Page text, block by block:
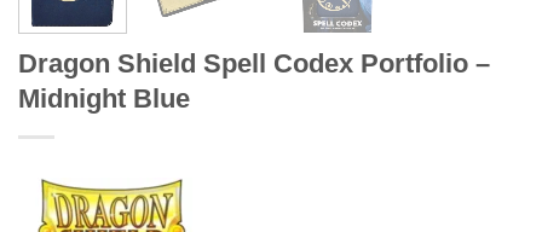
Dragon Shield Spell Codex Portfolio –
Midnight Blue